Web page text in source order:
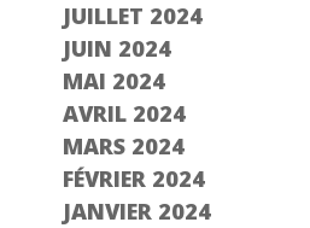
JUILLET 2024
JUIN 2024
MAI 2024
AVRIL 2024
MARS 2024
FÉVRIER 2024
JANVIER 2024